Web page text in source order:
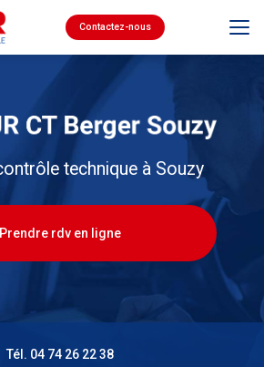
Contactez-nous
technique à Souzy
Prendre rdv en ligne
Tél. 04 74 26 22 38